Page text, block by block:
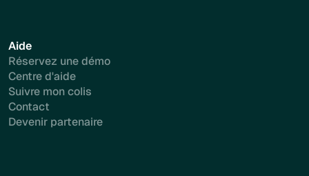
Aide
Réservez une démo
Centre d'aide
Suivre mon colis
Contact
Devenir partenaire